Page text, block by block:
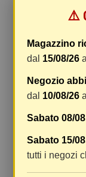
gestione e
variano a
spedizione.
vostri articoli
possibile
spedizione
essi. Il
ma viene
caso di
⚠️
Magazzino
dal 15/08/26
Negozio
dal 10/08/26
Sabato 08/08
Sabato 15/
tutti i negozi